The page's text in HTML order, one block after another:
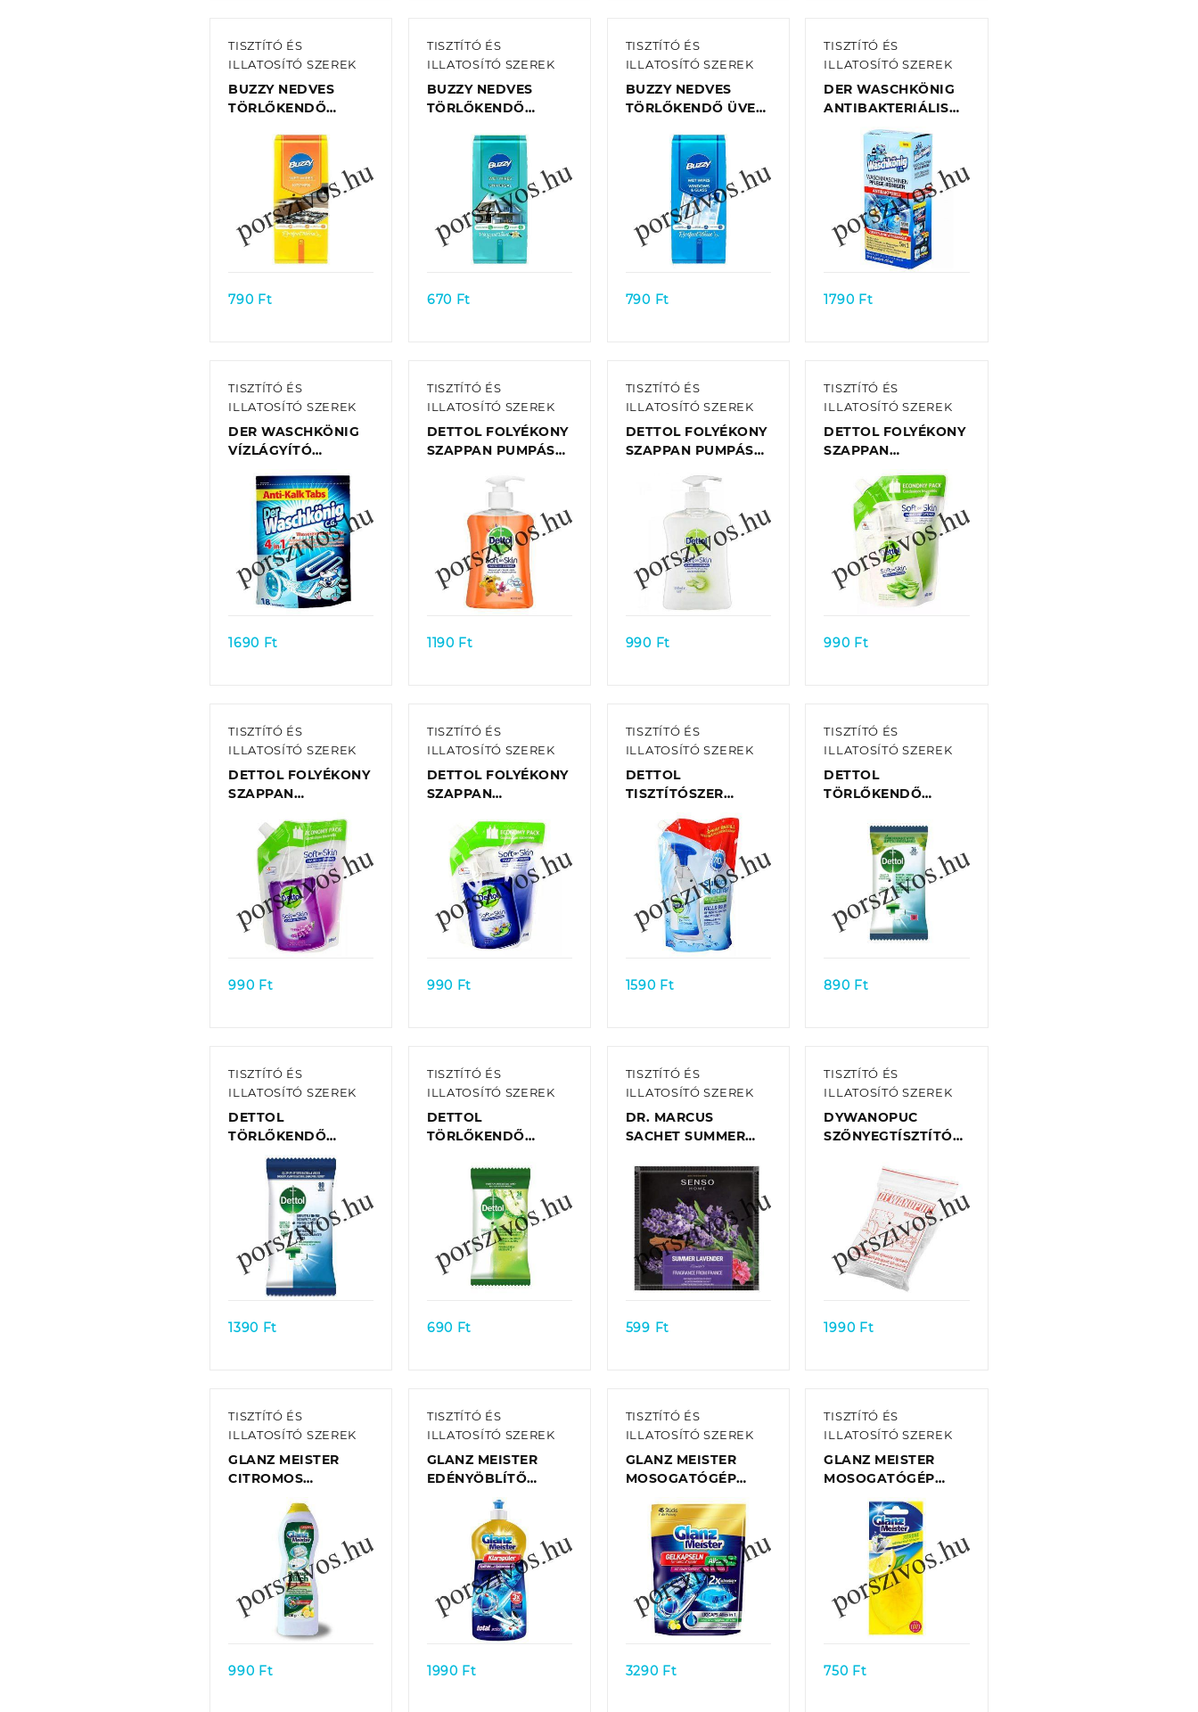
TISZTÍTÓ ÉS
ILLATOSÍTÓ SZEREK
BUZZY NEDVES
TÖRLŐKENDŐ
48DB/CSOMAG
Quick view
790 Ft
TISZTÍTÓ ÉS
ILLATOSÍTÓ SZEREK
BUZZY NEDVES
TÖRLŐKENDŐ
48DB/CSOMAG
Quick view
670 Ft
TISZTÍTÓ ÉS
ILLATOSÍTÓ SZEREK
BUZZY NEDVES
TÖRLŐKENDŐ ÜVEG
30DB/CSOMAG
Quick view
790 Ft
TISZTÍTÓ ÉS
ILLATOSÍTÓ SZEREK
DER WASCHKÖNIG
ANTIBAKTERIÁLIS
TISZTÍTÓFOLYADÉK
MOSÓGÉPHEZ 250
Quick view
1790 Ft
TISZTÍTÓ ÉS
ILLATOSÍTÓ SZEREK
DER WASCHKÖNIG
VÍZLÁGYÍTÓ
MOSÓGÉPHEZ (18DB
/TASAK)
Quick view
1690 Ft
TISZTÍTÓ ÉS
ILLATOSÍTÓ SZEREK
DETTOL FOLYÉKONY
SZAPPAN PUMPÁS
FRUITY BUBBLE /
GRAPEFRUIT
Quick view
1190 Ft
TISZTÍTÓ ÉS
ILLATOSÍTÓ SZEREK
DETTOL FOLYÉKONY
SZAPPAN PUMPÁS
SKIN ALOE VERA ÉS
E-VITAMIN
Quick view
990 Ft
TISZTÍTÓ ÉS
ILLATOSÍTÓ SZEREK
DETTOL FOLYÉKONY
SZAPPAN
– ALOE VERA
Quick view
990 Ft
TISZTÍTÓ ÉS
ILLATOSÍTÓ SZEREK
DETTOL FOLYÉKONY
SZAPPAN
– LEVENDULA
Quick view
990 Ft
TISZTÍTÓ ÉS
ILLATOSÍTÓ SZEREK
DETTOL FOLYÉKONY
SZAPPAN
– OCEAN
Quick view
990 Ft
TISZTÍTÓ ÉS
ILLATOSÍTÓ SZEREK
DETTOL
TISZTÍTÓSZER
– ANTI-BACTERIAL
SURFACE CLEANSER
Quick view
1590 Ft
TISZTÍTÓ ÉS
ILLATOSÍTÓ SZEREK
DETTOL
TÖRLŐKENDŐ
(36DB/CSOMAG)
Quick view
890 Ft
TISZTÍTÓ ÉS
ILLATOSÍTÓ SZEREK
DETTOL
TÖRLŐKENDŐ
MULTI-PURPOSE
(80DB/CSOMAG)
Quick view
1390 Ft
TISZTÍTÓ ÉS
ILLATOSÍTÓ SZEREK
DETTOL
TÖRLŐKENDŐ
GREEN APPLE
MULTI-PURPOSE
(36DB/CSOMAG)
Quick view
690 Ft
TISZTÍTÓ ÉS
ILLATOSÍTÓ SZEREK
DR. MARCUS
SACHET SUMMER
SZEKRÉNY,TÁSKA
ILLATOSÍTÓ
Quick view
599 Ft
TISZTÍTÓ ÉS
ILLATOSÍTÓ SZEREK
DYWANOPUC
SZŐNYEGTÍSZTÍTÓ
TÍSZTÍTÁSHOZ
(10DB/TASAK) 90G
Quick view
1990 Ft
TISZTÍTÓ ÉS
ILLATOSÍTÓ SZEREK
GLANZ MEISTER
CITROMOS
MIKROSZEMCSÉKKEL
Quick view
990 Ft
TISZTÍTÓ ÉS
ILLATOSÍTÓ SZEREK
GLANZ MEISTER
EDÉNYÖBLÍTŐ
MOSOGATÓGÉPHEZ
Quick view
1990 Ft
TISZTÍTÓ ÉS
ILLATOSÍTÓ SZEREK
GLANZ MEISTER
MOSOGATÓGÉP
IN ONE CITROMOS
(45DB/TASAK)
Quick view
3290 Ft
TISZTÍTÓ ÉS
ILLATOSÍTÓ SZEREK
GLANZ MEISTER
MOSOGATÓGÉP
ILLATOSÍTÓ –
LEMON (CITROM)
Quick view
750 Ft